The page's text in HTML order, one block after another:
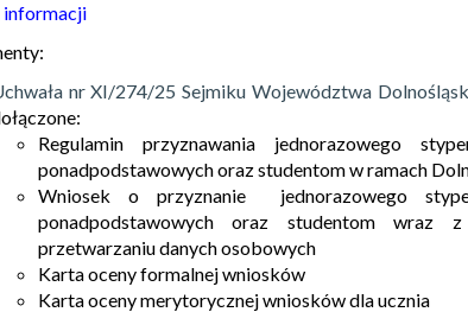
informacji
nr XI/274/25 Sejmiku Województwa
Regulamin przyznawania jednorazowego
ponadpodstawowych oraz studentom w ramach
Wniosek o przyznanie jednorazowego
ponadpodstawowych oraz studentom wraz
przetwarzaniu danych osobowych
Karta oceny formalnej wniosków
Karta oceny merytorycznej wniosków dla ucznia